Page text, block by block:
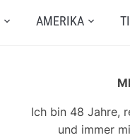
AMERIKA
Ich bin 48 Jahre,
und immer